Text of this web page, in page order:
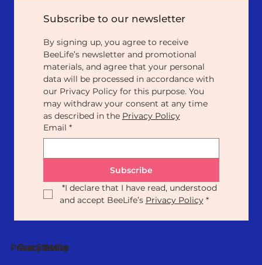
Subscribe to our newsletter
By signing up, you agree to receive
BeeLife’s newsletter and promotional
materials, and agree that your personal
data will be processed in accordance with
our Privacy Policy for this purpose. You
may withdraw your consent at any time
as described in the Privacy Policy
Email *
Subscribe
*I declare that I have read, understood
and accept BeeLife’s Privacy Policy *
Privacy Policy
Our Statute